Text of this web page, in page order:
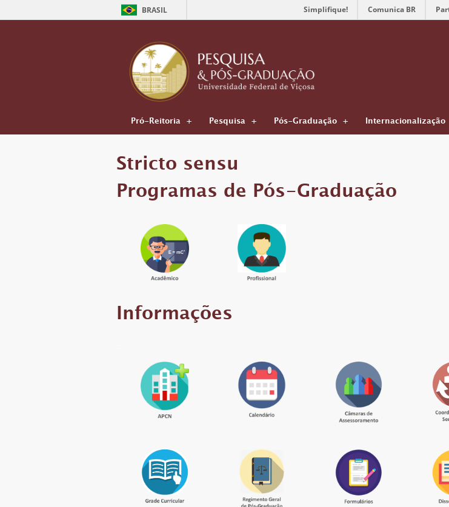
BRASIL Simplifique! Comunica BR
Pró-Reitoria Pesquisa Pós-Graduação Internacionalização
Stricto sensu
Programas de Pós-Graduação
Informações